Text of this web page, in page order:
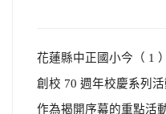
花蓮縣中正國小今（ 1
創校 70 週年校慶系列
作為揭開序幕的重點活